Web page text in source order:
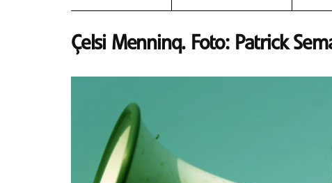
Çelsi Menninq. Foto: Patrick